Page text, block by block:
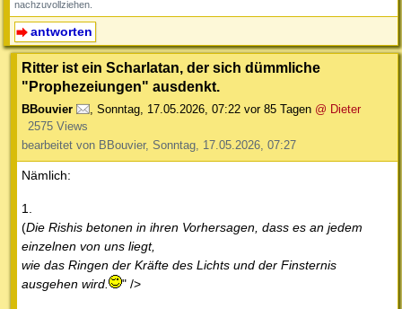
nachzuvollziehen.
antworten
Ritter ist ein Scharlatan, der sich dümmliche
"Prophezeiungen" ausdenkt.
BBouvier , Sonntag, 17.05.2026, 07:22 vor 85 Tagen @ Dieter
2575 Views
bearbeitet von BBouvier, Sonntag, 17.05.2026, 07:27
Nämlich:
1.
(Die Rishis betonen in ihren Vorhersagen, dass es an jedem
einzelnen von uns liegt,
wie das Ringen der Kräfte des Lichts und der Finsternis
ausgehen wird.
" />